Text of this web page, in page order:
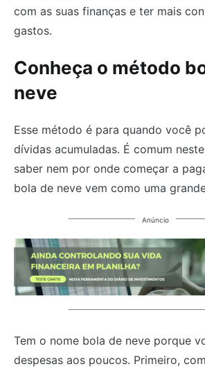
com as suas finanças e ter mais
gastos.
Conheça o método
neve
Esse método é para quando você
dívidas acumuladas. É comum
saber nem por onde começar a
bola de neve vem como uma
Anúncio
Tem o nome bola de neve porque
despesas aos poucos. Primeiro,